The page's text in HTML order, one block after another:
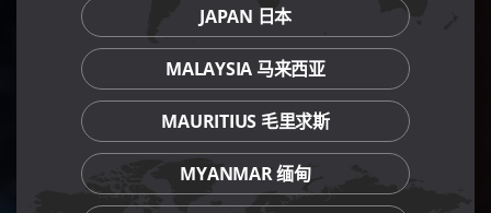
JAPAN 日本
MALAYSIA 马来西亚
MAURITIUS 毛里求斯
MYANMAR 缅甸